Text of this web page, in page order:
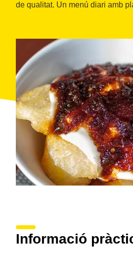
de qualitat. Un menú diari amb
Informació